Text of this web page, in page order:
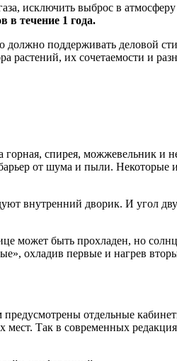
исключить выброс в
в течение 1 года.
поддерживать деловой
растений, их сочетаемости и
спирея, можжевельник и
от шума и пыли. Некоторые
внутренний дворик. И угол
может быть прохладен, но
охладив первые и нагрев
предусмотрены отдельные
мест. Так в современных